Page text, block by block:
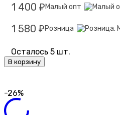
1 400 ₽ Малый опт
1 580 ₽ Розница
Осталось 5 шт.
В корзину
-26%